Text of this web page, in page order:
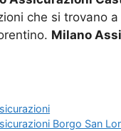
che si trovano
Milano
Borgo San